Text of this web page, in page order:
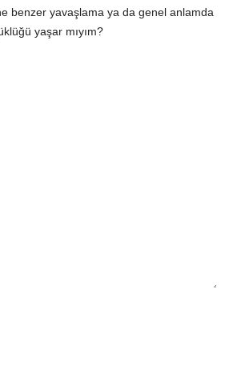
benzer yavaşlama ya da genel anlamda
yaşar mıyım?